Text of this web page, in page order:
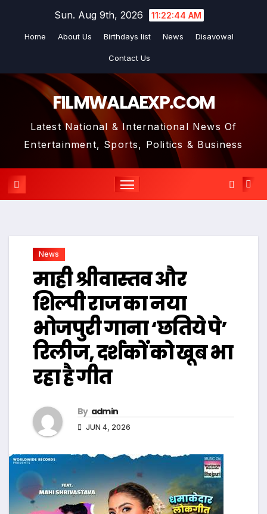
Sun. Aug 9th, 2026 11:22:45 AM
Home About Us Birthdays list News Disavowal
Contact Us
FILMWALAEXP.COM
Latest National & International News Of
Entertainment, Sports, Politics & Business
News
माही श्रीवास्तव और
शिल्पी राज का नया
भोजपुरी गाना ‘छतिये पे’
रिलीज, दर्शकों को खूब भा
रहा है गीत
By admin
JUN 4, 2026